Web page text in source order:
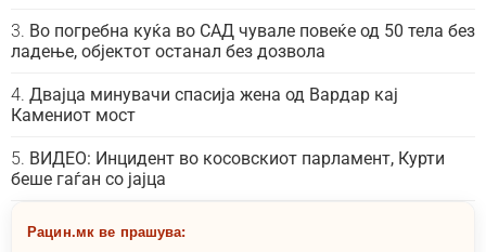
Во погребна куќа во САД чувале повеќе од 50 тела без
ладење, објектот останал без дозвола
Двајца минувачи спасија жена од Вардар кај
Камениот мост
ВИДЕО: Инцидент во косовскиот парламент, Курти
беше гаѓан со јајца
Рацин.мк ве прашува: